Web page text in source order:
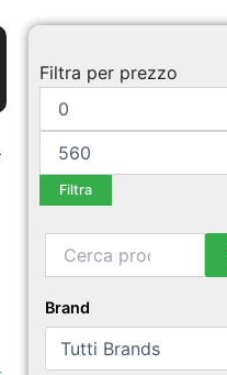
Filtra per prezzo
Min
Max
Filtra
Cerca:
Brand